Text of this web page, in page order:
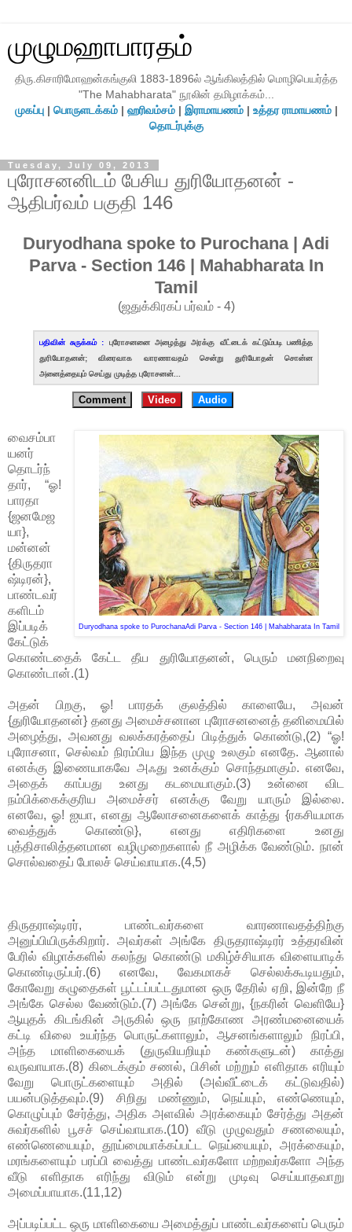
முழுமஹாபாரதம்
திரு.கிசாரிமோஹன்கங்குலி 1883-1896ல் ஆங்கிலத்தில் மொழிபெயர்த்த
"The Mahabharata" நூலின் தமிழாக்கம்...
முகப்பு| பொருளடக்கம்| ஹரிவம்சம்| இராமாயணம்| உத்தர ராமாயணம்|
தொடர்புக்கு
Tuesday, July 09, 2013
புரோசனனிடம் பேசிய துரியோதனன் -
ஆதிபர்வம் பகுதி 146
Duryodhana spoke to Purochana | Adi
Parva - Section 146 | Mahabharata In
Tamil
(ஜதுக்கிரகப் பர்வம் - 4)
பதிவின் சுருக்கம் :
புரோசனனை அழைத்து அரக்கு வீட்டைக் கட்டும்படி பணித்த
துரியோதனன்; விரைவாக வாரணாவதம் சென்று துரியோதன் சொன்ன
அனைத்தையும் செய்து முடித்த புரோசனன்...
Comment Video Audio
Duryodhana spoke to PurochanaAdi Parva - Section 146 | Mahabharata In Tamil
வைசம்பா
யனர்
தொடர்ந்
தார், “ஓ!
பாரதா
{ஜனமேஜ
யா},
மன்னன்
{திருதரா
ஷ்டிரன்},
பாண்டவர்
களிடம்
இப்படிக்
கேட்டுக்
கொண்டதைக் கேட்ட தீய துரியோதனன், பெரும் மனநிறைவு
கொண்டான்.(1)
அதன் பிறகு, ஓ! பாரதக் குலத்தில் காளையே, அவன்
{துரியோதனன்} தனது அமைச்சனான புரோசனனைத் தனிமையில்
அழைத்து, அவனது வலக்கரத்தைப் பிடித்துக் கொண்டு,(2) “ஓ!
புரோசனா, செல்வம் நிரம்பிய இந்த முழு உலகும் எனதே. ஆனால்
எனக்கு இணையாகவே அஃது உனக்கும் சொந்தமாகும். எனவே,
அதைக் காப்பது உனது கடமையாகும்.(3) உன்னை விட
நம்பிக்கைக்குரிய அமைச்சர் எனக்கு வேறு யாரும் இல்லை.
எனவே, ஓ! ஐயா, எனது ஆலோசனைகளைக் காத்து {ரகசியமாக
வைத்துக் கொண்டு}, எனது எதிரிகளை உனது
புத்திசாலித்தனமான வழிமுறைகளால் நீ அழிக்க வேண்டும். நான்
சொல்வதைப் போலச் செய்வாயாக.(4,5)
திருதராஷ்டிரர், பாண்டவர்களை வாரணாவதத்திற்கு
அனுப்பியிருக்கிறார். அவர்கள் அங்கே திருதராஷ்டிரர் உத்தரவின்
பேரில் விழாக்களில் கலந்து கொண்டு மகிழ்ச்சியாக விளையாடிக்
கொண்டிருப்பர்.(6) எனவே, வேகமாகச் செல்லக்கூடியதும்,
கோவேறு கழுதைகள் பூட்டப்பட்டதுமான ஒரு தேரில் ஏறி, இன்றே நீ
அங்கே செல்ல வேண்டும்.(7) அங்கே சென்று, {நகரின் வெளியே}
ஆயுதக் கிடங்கின் அருகில் ஒரு நாற்கோண அரண்மனையைக்
கட்டி விலை உயர்ந்த பொருட்களாலும், ஆசனங்களாலும் நிரப்பி,
அந்த மாளிகையைக் (துருவியறியும் கண்களுடன்) காத்து
வருவாயாக.(8) கிடைக்கும் சணல், பிசின் மற்றும் எளிதாக எரியும்
வேறு பொருட்களையும் அதில் (அவ்வீட்டைக் கட்டுவதில்)
பயன்படுத்தவும்.(9) சிறிது மண்ணும், நெய்யும், எண்ணெயும்,
கொழுப்பும் சேர்த்து, அதிக அளவில் அரக்கையும் சேர்த்து அதன்
சுவர்களில் பூசச் செய்வாயாக.(10) வீடு முழுவதும் சணலையும்,
எண்ணெயையும், தூய்மையாக்கப்பட்ட நெய்யையும், அரக்கையும்,
மரங்களையும் பரப்பி வைத்து பாண்டவர்களோ மற்றவர்களோ அந்த
வீடு எளிதாக எரிந்து விடும் என்று முடிவு செய்யாதவாறு
அமைப்பாயாக.(11,12)
அப்படிப்பட்ட ஒரு மாளிகையை அமைத்துப் பாண்டவர்களைப் பெரும்